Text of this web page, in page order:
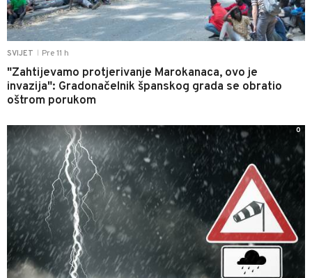
SVIJET Pre 11 h
"Zahtijevamo protjerivanje Marokanaca, ovo je
invazija": Gradonačelnik španskog grada se obratio
oštrom porukom
0